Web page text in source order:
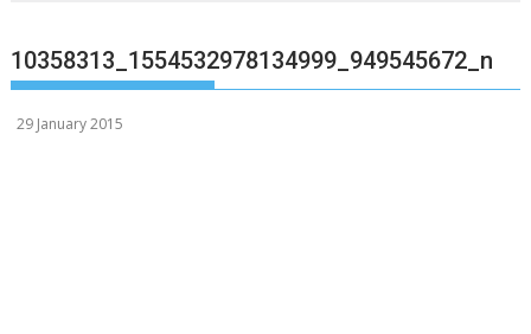
10358313_1554532978134999_949545672_n
29 January 2015